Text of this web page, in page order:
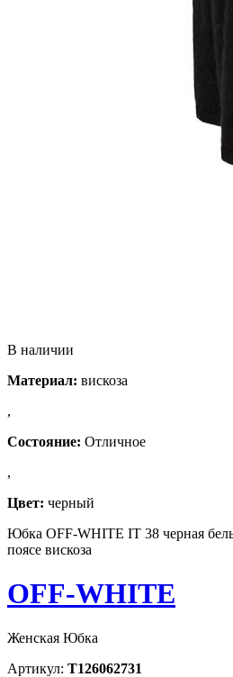
В наличии
Материал: вискоза
,
Состояние: Отличное
,
Цвет: черный
Юбка OFF-WHITE IT 38 черная
поясе вискоза
OFF-WHITE
Женская Юбка
Артикул: T126062731